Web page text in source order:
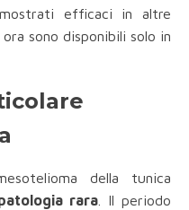
efficaci in altre
sono disponibili solo in
della tunica
rara . Il periodo